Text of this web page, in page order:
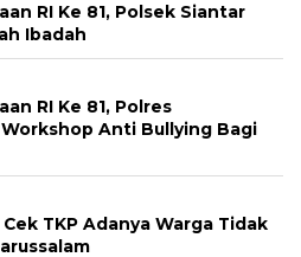
RI Ke 81, Polsek Siantar
Ibadah
RI Ke 81, Polres
Anti Bullying Bagi
TKP Adanya Warga Tidak